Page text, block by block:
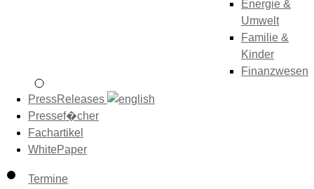
Energie &
Umwelt
Familie &
Kinder
Finanzwesen
PressReleases
Pressef�cher
Fachartikel
WhitePaper
Termine